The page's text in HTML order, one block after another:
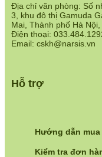
Địa chỉ văn phòng: Số
3, khu đô thị Gamuda
Mai, Thành phố Hà Nội,
Điện thoại:
Email: cskh@narsis.vn
Hỗ trợ
Hướng dẫn mua
Kiểm tra đơn